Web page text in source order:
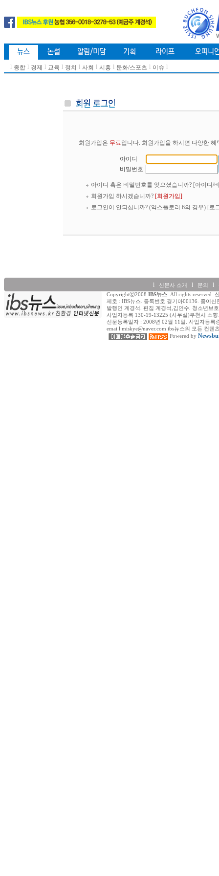
l 종합 l 경제 l 교육 l 정치 l 사회 l 시흥 l 문화/스포츠 l 이슈 l
회원가입은 무료입니다. 회원가입을 하시면 다양한
아이디
비밀번호
아이디 혹은 비밀번호를 잊으셨습니까? [아이디/
회원가입 하시겠습니까? [회원가입]
로그인이 안되십니까? (익스플로러 6의 경우) [로
l 신문사 소개 l 문의 l
Copyrightⓒ2008 IBS뉴스. All rights reserved.
제호 : IBS뉴스. 등록번호 경기아00136. 종이신
발행인 계경석. 편집 계경석,김인수. 청소년보
사업자등록 130-19-13225 (사무실)부천시 소
신문등록일자 : 2008년 02월 11일. 사업자등록
emai l:miskye@naver.com ibs뉴스의 모든 컨
Powered by